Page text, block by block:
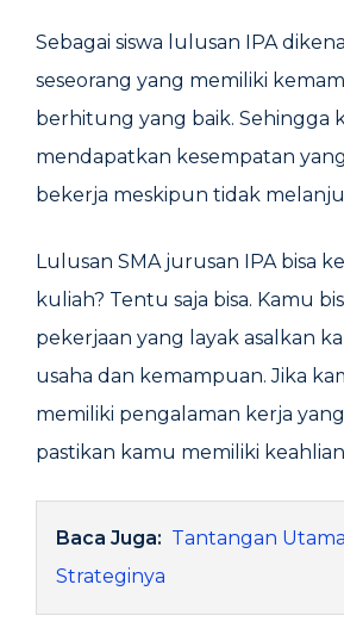
Sebagai siswa lulusan IPA
seseorang yang memiliki
berhitung yang baik. Sehingga
mendapatkan kesempatan
bekerja meskipun tidak
Lulusan SMA jurusan IPA bisa
kuliah? Tentu saja bisa. Kamu
pekerjaan yang layak asalkan
usaha dan kemampuan. Jika
memiliki pengalaman kerja
pastikan kamu memiliki
Baca Juga: Tantangan
Strateginya